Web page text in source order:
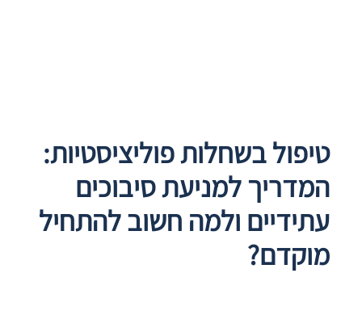
טיפול בשחלות פוליציסטיות:
המדריך למניעת סיבוכים
עתידיים ולמה חשוב להתחיל
מוקדם?